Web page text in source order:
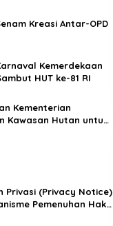
Kreasi Antar-OPD
Kemerdekaan
HUT ke-81 RI
Kementerian
Kawasan Hutan untuk
Privasi (Privacy Notice)
Pemenuhan Hak